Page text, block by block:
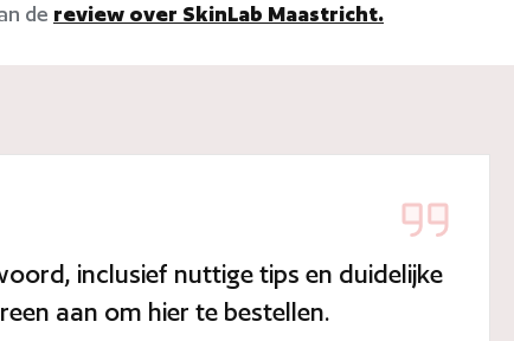
de review over SkinLab Maastricht.
inclusief nuttige tips en duidelijke
aan om hier te bestellen.